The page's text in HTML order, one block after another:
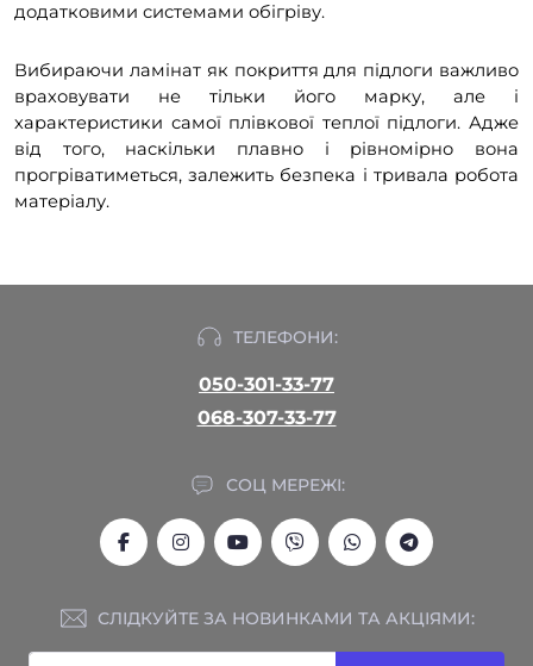
додатковими системами обігріву.
Вибираючи ламінат як покриття для підлоги важливо
враховувати не тільки його марку, але і
характеристики самої плівкової теплої підлоги. Адже
від того, наскільки плавно і рівномірно вона
прогріватиметься, залежить безпека і тривала робота
матеріалу.
ТЕЛЕФОНИ:
050-301-33-77
068-307-33-77
СОЦ МЕРЕЖІ:
СЛІДКУЙТЕ ЗА НОВИНКАМИ ТА АКЦІЯМИ: